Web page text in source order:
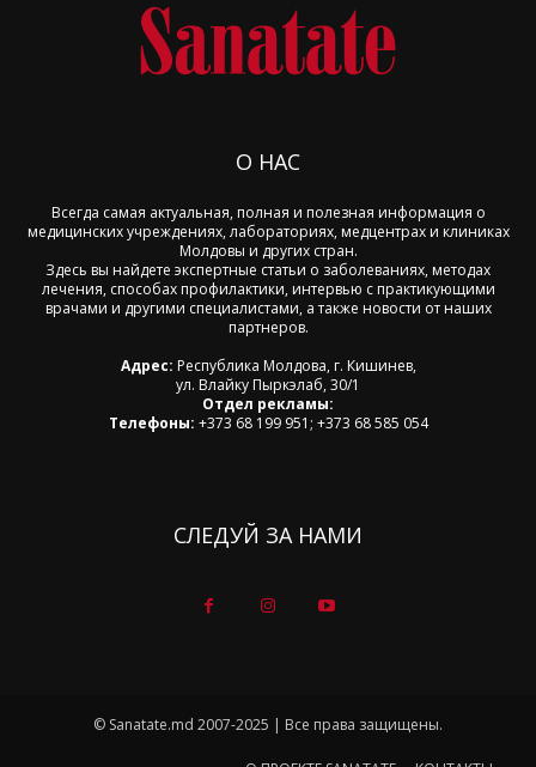
О НАС
Всегда самая актуальная, полная и полезная информация о
медицинских учреждениях, лабораториях, медцентрах и клиниках
Молдовы и других стран.
Здесь вы найдете экспертные статьи о заболеваниях, методах
лечения, способах профилактики, интервью с практикующими
врачами и другими специалистами, а также новости от наших
партнеров.
Адрес: Республика Молдова, г. Кишинев,
ул. Влайку Пыркэлаб, 30/1
Отдел рекламы:
Телефоны: +373 68 199 951; +373 68 585 054
СЛЕДУЙ ЗА НАМИ
© Sanatate.md 2007-2025 | Все права защищены.